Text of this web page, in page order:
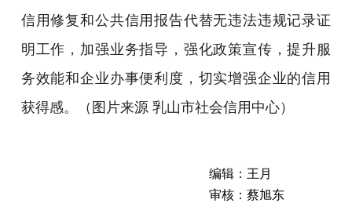
信用修复和公共信用报告代替无违法违规记录证
明工作，加强业务指导，强化政策宣传，提升服
务效能和企业办事便利度，切实增强企业的信用
获得感。（图片来源 乳山市社会信用中心）
编辑：王月
审核：蔡旭东